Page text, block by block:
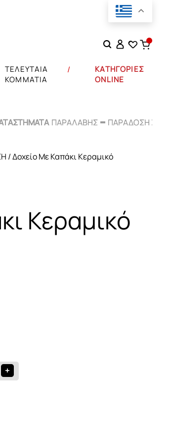
Αναζήτηση
ΤΕΛΕΥΤΑΙΑ
ΚΟΜΜΑΤΙΑ
ΚΑΤΗΓΟΡΙΕΣ
ONLINE
ΠΑΡΑΛΑΒΗΣ ΠΑΡΑΔΟΣΗ ΣΕ
ΠΑΡΑΛΑΒΗΣ ΠΑΡΑΔΟΣΗ ΣΕ
/ Δοχείο Με Καπάκι Κεραμικό
Κεραμικό
+